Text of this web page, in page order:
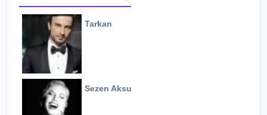
Tarkan
Sezen Aksu